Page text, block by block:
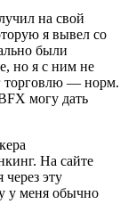
на свой
я вывел со
были
но я с ним не
торговлю — норм.
могу дать
На сайте
через эту
у меня обычно